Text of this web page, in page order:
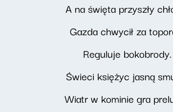
A na święta przyszły
Gazda chwycił za
Reguluje bokobrody.
Świeci księżyc jasną
Wiatr w kominie gra